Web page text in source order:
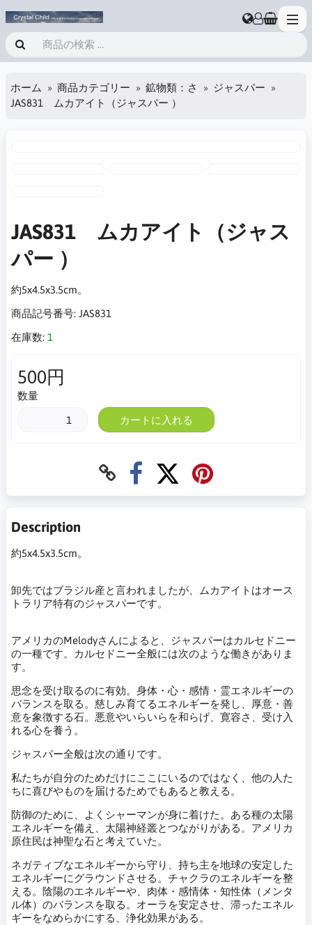
ホーム 商品カテゴリー 鉱物類：さ
ジャスパー
JAS831 ムカアイト（ジャスパー ）
JAS831 ムカアイト（ジャス
パー ）
約5x4.5x3.5cm。
商品記号番号: JAS831
在庫数: 1
500円
数量
カートに入れる
Description
約5x4.5x3.5cm。
卸先ではブラジル産と言われましたが、ムカアイトはオース
トラリア特有のジャスパーです。
アメリカのMelodyさんによると、ジャスパーはカルセドニー
の一種です。カルセドニー全般には次のような働きがありま
す。
思念を受け取るのに有効。身体・心・感情・霊エネルギーの
バランスを取る。慈しみ育てるエネルギーを発し、厚意・善
意を象徴する石。悪意やいらいらを和らげ、寛容さ、受け入
れる心を養う。
ジャスパー全般は次の通りです。
私たちが自分のためだけにここにいるのではなく、他の人た
ちに喜びやものを届けるためでもあると教える。
防御のために、よくシャーマンが身に着けた。ある種の太陽
エネルギーを備え、太陽神経叢とつながりがある。アメリカ
原住民は神聖な石と考えていた。
ネガティブなエネルギーから守り、持ち主を地球の安定した
エネルギーにグラウンドさせる。チャクラのエネルギーを整
える。陰陽のエネルギーや、肉体・感情体・知性体（メンタ
ル体）のバランスを取る。オーラを安定させ、滞ったエネル
ギーをなめらかにする、浄化効果がある。